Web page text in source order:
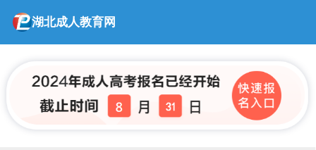
湖北成人教育网